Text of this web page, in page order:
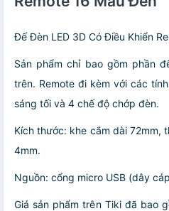
Đế Đèn LED 3D Có Điều Khiển
Sản phẩm chỉ bao gồm phần
trên. Remote đi kèm với các
sáng tối và 4 chế độ chớp đèn.
Kích thước: khe cắm dài 72mm,
4mm.
Nguồn: cổng micro USB (dây
Giá sản phẩm trên Tiki đã bao